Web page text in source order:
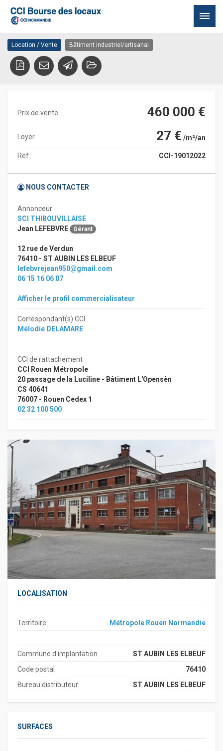
contenu
industriel ST AUBIN LES
ELBEUF
76410 ST AUBIN LES ELBEUF
Location / Vente Bâtiment industriel/artisanal
Prix de vente 460 000 €
Loyer 27 € /m²/an
Ref. CCI-19012022
NOUS CONTACTER
Annonceur
SCI THIBOUVILLAISE
Jean LEFEBVRE
Gérant
12 rue de Verdun
76410 - ST AUBIN LES ELBEUF
lefebvrejean950@gmail.com
06 15 16 06 07
Afficher le profil commercialisateur
Correspondant(s) CCI
Mélodie DELAMARE
CCI de rattachement
CCI Rouen Métropole
20 passage de la Luciline - Bâtiment L'Opensèn
CS 40641
76007 - Rouen Cedex 1
02 32 100 500
LOCALISATION
Territoire Métropole Rouen Normandie
Commune d'implantation
ST AUBIN LES ELBEUF
Code postal
76410
Bureau distributeur
ST AUBIN LES ELBEUF
SURFACES